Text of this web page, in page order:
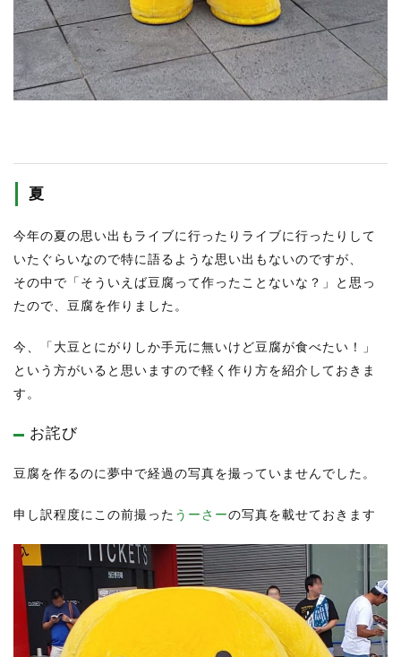
夏
今年の夏の思い出もライブに行ったりライブに行ったりして
いたぐらいなので特に語るような思い出もないのですが、
その中で「そういえば豆腐って作ったことないな？」と思っ
たので、豆腐を作りました。
今、「大豆とにがりしか手元に無いけど豆腐が食べたい！」
という方がいると思いますので軽く作り方を紹介しておきま
す。
お詫び
豆腐を作るのに夢中で経過の写真を撮っていませんでした。
申し訳程度にこの前撮った うーさーの写真を載せておきます